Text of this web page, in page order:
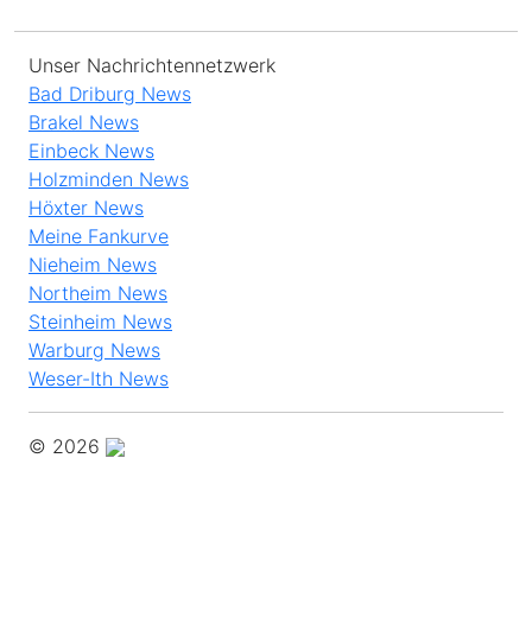
Unser Nachrichtennetzwerk
Bad Driburg News
Brakel News
Einbeck News
Holzminden News
Höxter News
Meine Fankurve
Nieheim News
Northeim News
Steinheim News
Warburg News
Weser-Ith News
© 2026